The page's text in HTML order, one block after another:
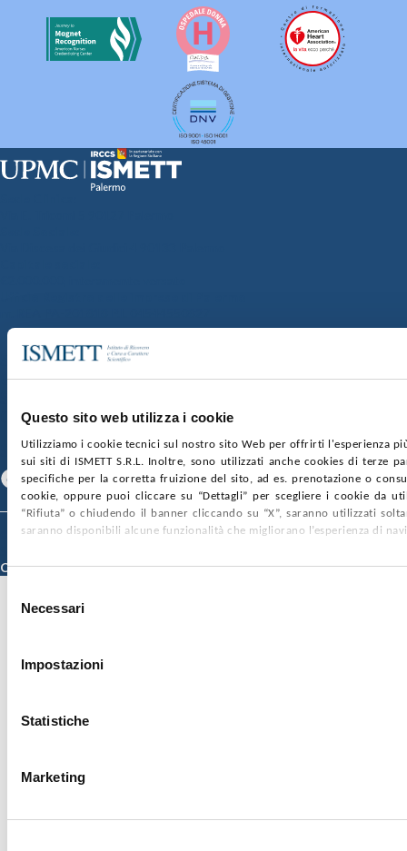
Questo sito web utilizza i cookie
Utilizziamo i cookie tecnici sul nostro sito Web per offrirti l'esperienza
sui siti di ISMETT S.R.L. Inoltre, sono utilizzati anche cookies di terze
specifiche per la corretta fruizione del sito, ad es. prenotazione o
cookie, oppure puoi cliccare su “Dettagli” per scegliere i cookie da
“Rifiuta” o chiudendo il banner cliccando su “X”, saranno utilizzati
saranno disponibili alcune funzionalità che migliorano l’esperienza di
delNecessari
Impostazioni
Statistiche
Marketing
SOCIETÀ TRASPARENTE
GARE E CONTRATTIPRIVACYCOOKIE POLICY
CONTATTI
SEGUICI SU
Facebook Linkedin Youtube
© 2026 ISMETT (Istituto Mediterraneo per i Trapianti e Terapie ad Alta
Credits